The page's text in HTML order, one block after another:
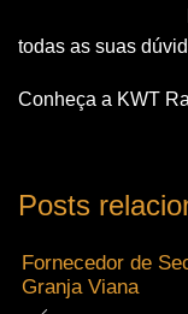
todas as suas
Conheça a KWT
Posts
Fornecedor de
Granja Viana